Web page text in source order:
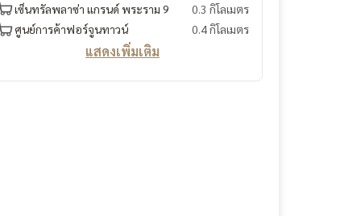
เซ็นทรัลพลาซ่า แกรนด์ พระราม 9
0.3 กิโลเมตร
ศูนย์การค้าฟอร์จูนทาวน์
0.4 กิโลเมตร
แสดงเพิ่มเติม